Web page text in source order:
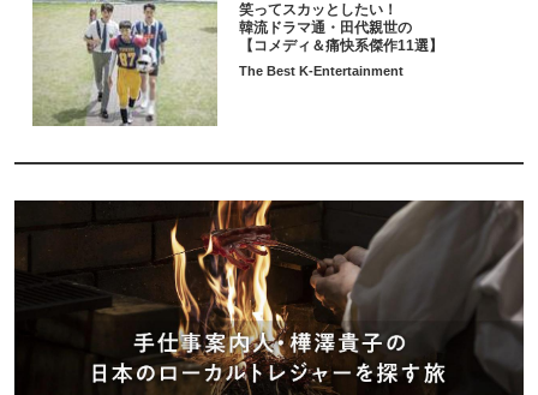
笑ってスカッとしたい！
韓流ドラマ通・田代親世の
【コメディ＆痛快系傑作11選】
The Best K-Entertainment